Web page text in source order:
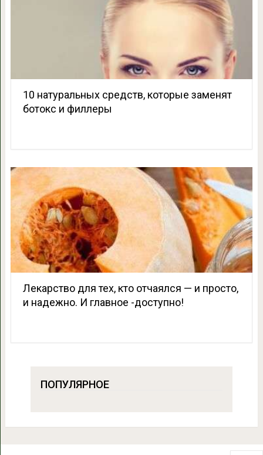
10 натуральных средств, которые заменят
ботокс и филлеры
Лекарство для тех, кто отчаялся — и просто,
и надежно. И главное -доступно!
ПОПУЛЯРНОЕ